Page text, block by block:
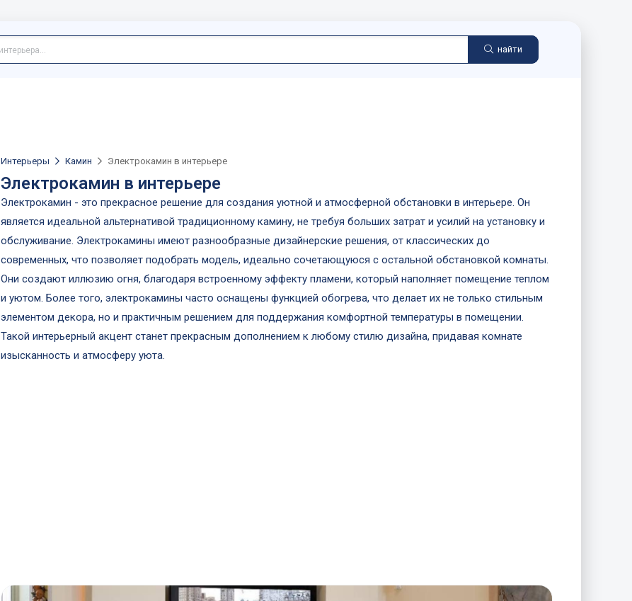
найти
Интерьеры Камин Электрокамин в интерьере
Электрокамин в интерьере
Электрокамин - это прекрасное решение для создания уютной и атмосферной обстановки в интерьере. Он
является идеальной альтернативой традиционному камину, не требуя больших затрат и усилий на установку и
обслуживание. Электрокамины имеют разнообразные дизайнерские решения, от классических до
современных, что позволяет подобрать модель, идеально сочетающуюся с остальной обстановкой комнаты.
Они создают иллюзию огня, благодаря встроенному эффекту пламени, который наполняет помещение теплом
и уютом. Более того, электрокамины часто оснащены функцией обогрева, что делает их не только стильным
элементом декора, но и практичным решением для поддержания комфортной температуры в помещении.
Такой интерьерный акцент станет прекрасным дополнением к любому стилю дизайна, придавая комнате
изысканность и атмосферу уюта.